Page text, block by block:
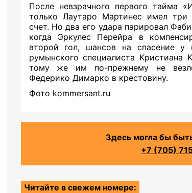
После невзрачного первого тайма
только Лаутаро Мартинес имел три
счет. Но два его удара парировал
когда Эркулес Перейра в
второй гол, шансов на спасение у
румынского специалиста Кристиана
тому же им по-прежнему не
Федерико Димарко в крестовину.
Фото kommersant.ru
Здесь могла бы
+7 (705)
Читайте в свежем номере: